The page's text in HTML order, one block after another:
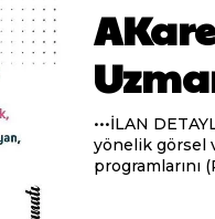
•••İLAN DETAYLARI••• • Ağırlıklı olarak
yönelik görsel ve
programlarını